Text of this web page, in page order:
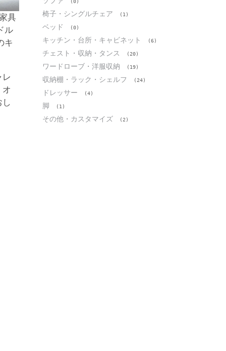
(0)
椅子・シングルチェア (1)
ベッド (0)
キッチン・台所・キャビネット (6)
チェスト・収納・タンス (20)
ワードローブ・洋服収納 (19)
収納棚・ラック・シェルフ (24)
ドレッサー (4)
脚 (1)
その他・カスタマイズ (2)